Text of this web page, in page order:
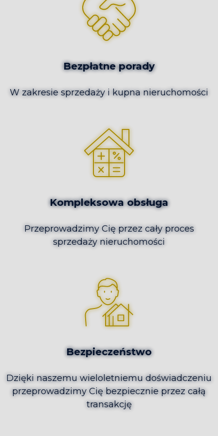
Bezpłatne porady
W zakresie sprzedaży i kupna nieruchomości
Kompleksowa obsługa
Przeprowadzimy Cię przez cały proces
sprzedaży nieruchomości
Bezpieczeństwo
Dzięki naszemu wieloletniemu doświadczeniu
przeprowadzimy Cię bezpiecznie przez całą
transakcję